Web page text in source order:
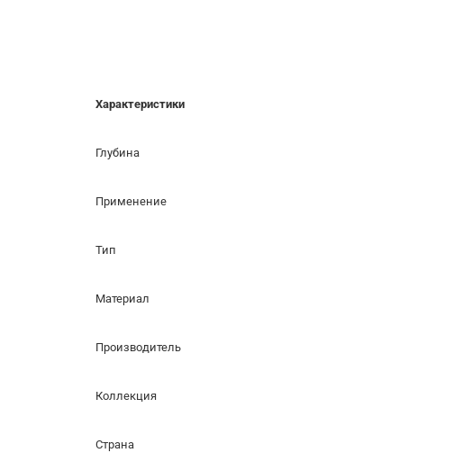
Характеристики
Глубина
Применение
Тип
Материал
Производитель
Коллекция
Страна